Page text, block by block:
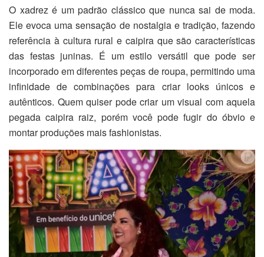
O xadrez é um padrão clássico que nunca sai de moda.
Ele evoca uma sensação de nostalgia e tradição, fazendo
referência à cultura rural e caipira que são características
das festas juninas. É um estilo versátil que pode ser
incorporado em diferentes peças de roupa, permitindo uma
infinidade de combinações para criar looks únicos e
autênticos. Quem quiser pode criar um visual com aquela
pegada caipira raiz, porém você pode fugir do óbvio e
montar produções mais fashionistas.